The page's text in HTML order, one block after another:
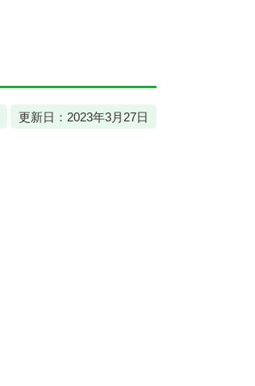
更新日：2023年3月27日